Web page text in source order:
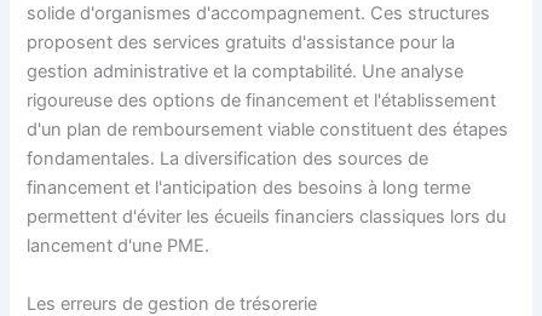
solide d'organismes d'accompagnement. Ces structures
proposent des services gratuits d'assistance pour la
gestion administrative et la comptabilité. Une analyse
rigoureuse des options de financement et l'établissement
d'un plan de remboursement viable constituent des étapes
fondamentales. La diversification des sources de
financement et l'anticipation des besoins à long terme
permettent d'éviter les écueils financiers classiques lors du
lancement d'une PME.
Les erreurs de gestion de trésorerie